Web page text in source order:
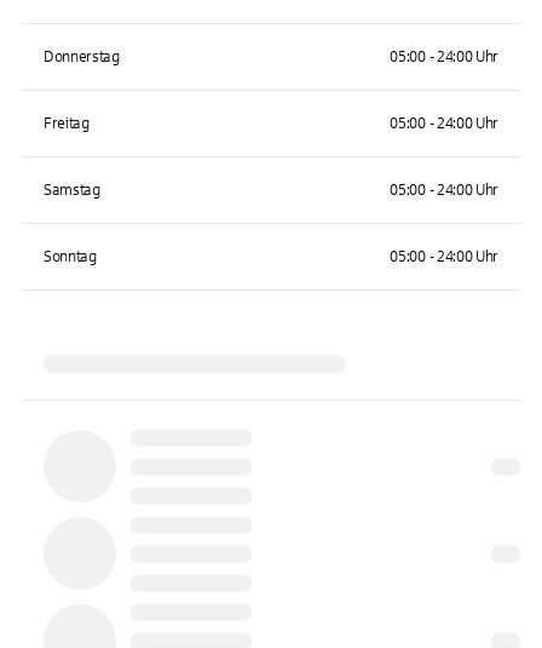
Donnerstag 05:00 - 24:00 Uhr
Freitag 05:00 - 24:00 Uhr
Samstag 05:00 - 24:00 Uhr
Sonntag 05:00 - 24:00 Uhr